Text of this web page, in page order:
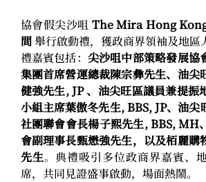
協會假尖沙咀 The Mira Hong
間 舉行啟動禮，獲政商界領袖及地區
禮嘉賓包括： 尖沙咀中部策略發展協
集團首席營運總裁陳宗彝先生、油尖
健強先生, JP 、油尖旺區議員兼提振
小組主席葉傲冬先生, BBS, JP、油尖
社團聯會會長楊子熙先生, BBS, MH
會副理事長甄懋強先生，以及栢麗購
先生。典禮吸引多位政商界嘉賓、
席，共同見證盛事啟動，場面熱鬧。